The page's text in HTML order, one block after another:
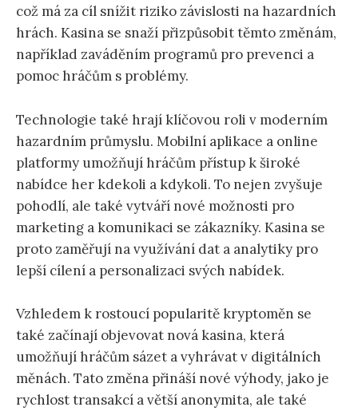
což má za cíl snížit riziko závislosti na hazardních
hrách. Kasina se snaží přizpůsobit těmto změnám,
například zaváděním programů pro prevenci a
pomoc hráčům s problémy.
Technologie také hrají klíčovou roli v moderním
hazardním průmyslu. Mobilní aplikace a online
platformy umožňují hráčům přístup k široké
nabídce her kdekoli a kdykoli. To nejen zvyšuje
pohodlí, ale také vytváří nové možnosti pro
marketing a komunikaci se zákazníky. Kasina se
proto zaměřují na využívání dat a analytiky pro
lepší cílení a personalizaci svých nabídek.
Vzhledem k rostoucí popularitě kryptoměn se
také začínají objevovat nová kasina, která
umožňují hráčům sázet a vyhrávat v digitálních
měnách. Tato změna přináší nové výhody, jako je
rychlost transakcí a větší anonymita, ale také